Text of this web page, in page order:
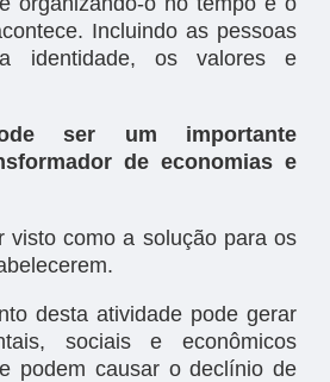
Incluindo as pessoas
identidade, os valores e
ser um importante
de economias e
visto como a solução para os
desta atividade pode gerar
sociais e econômicos
podem causar o declínio de